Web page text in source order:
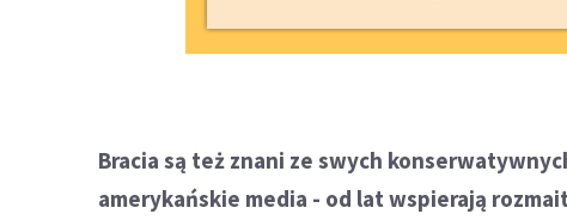
Bracia są też znani ze swych
amerykańskie media - od lat wspierają